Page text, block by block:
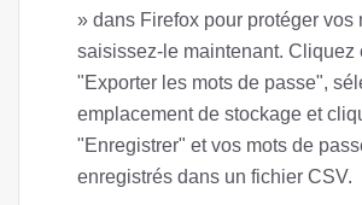
» dans Firefox pour protéger vos
saisissez-le maintenant. Cliquez
"Exporter les mots de passe",
emplacement de stockage et
"Enregistrer" et vos mots de
enregistrés dans un fichier CSV.